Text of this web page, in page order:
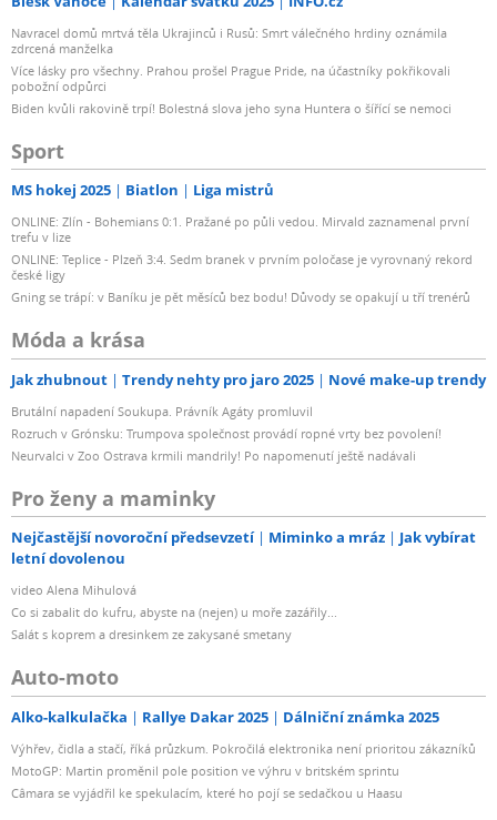
Navracel domů mrtvá těla Ukrajinců i Rusů: Smrt válečného hrdiny oznámila
zdrcená manželka
Více lásky pro všechny. Prahou prošel Prague Pride, na účastníky pokřikovali
pobožní odpůrci
Biden kvůli rakovině trpí! Bolestná slova jeho syna Huntera o šířící se nemoci
Sport
MS hokej 2025 Biatlon Liga mistrů
ONLINE: Zlín - Bohemians 0:1. Pražané po půli vedou. Mirvald zaznamenal první
trefu v lize
ONLINE: Teplice - Plzeň 3:4. Sedm branek v prvním poločase je vyrovnaný rekord
české ligy
Gning se trápí: v Baníku je pět měsíců bez bodu! Důvody se opakují u tří trenérů
Móda a krása
Jak zhubnout Trendy nehty pro jaro 2025 Nové make-up trendy
Brutální napadení Soukupa. Právník Agáty promluvil
Rozruch v Grónsku: Trumpova společnost provádí ropné vrty bez povolení!
Neurvalci v Zoo Ostrava krmili mandrily! Po napomenutí ještě nadávali
Pro ženy a maminky
Nejčastější novoroční předsevzetí Miminko a mráz
Jak vybírat
letní dovolenou
video Alena Mihulová
Co si zabalit do kufru, abyste na (nejen) u moře zazářily...
Salát s koprem a dresinkem ze zakysané smetany
Auto-moto
Alko-kalkulačka Rallye Dakar 2025 Dálniční známka 2025
Výhřev, čidla a stačí, říká průzkum. Pokročilá elektronika není prioritou zákazníků
MotoGP: Martin proměnil pole position ve výhru v britském sprintu
Câmara se vyjádřil ke spekulacím, které ho pojí se sedačkou u Haasu